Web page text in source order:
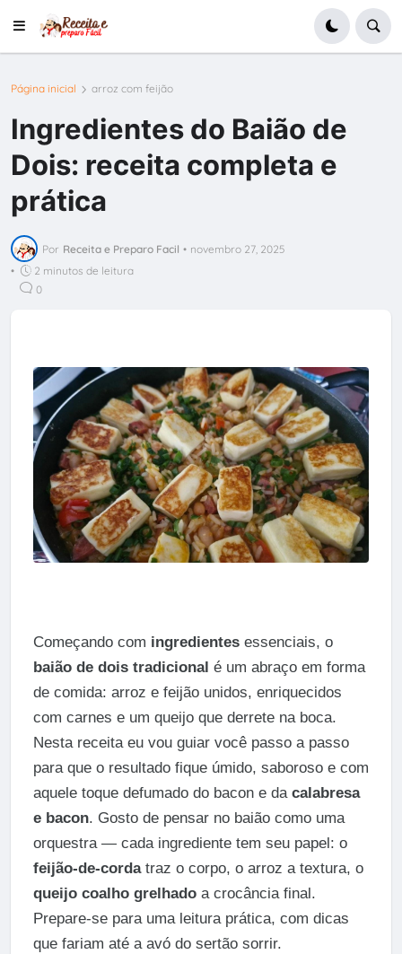
Página inicial arroz com feijão
Ingredientes do Baião de
Dois: receita completa e
prática
Por Receita e Preparo Facil • novembro 27, 2025
•
2 minutos de leitura
0
Começando com ingredientesessenciais, o
baião de dois tradicional é um abraço em forma
de comida: arroz e feijão unidos, enriquecidos
com carnes e um queijo que derrete na boca.
Nesta receita eu vou guiar você passo a passo
para que o resultado fique úmido, saboroso e com
aquele toque defumado do bacon e da calabresa
e bacon. Gosto de pensar no baião como uma
orquestra — cada ingrediente tem seu papel: o
feijão-de-cordatraz o corpo, o arroz a textura, o
queijo coalho grelhadoa crocância final.
Prepare-se para uma leitura prática, com dicas
que fariam até a avó do sertão sorrir.